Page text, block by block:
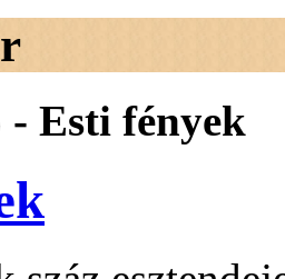
- Esti fények